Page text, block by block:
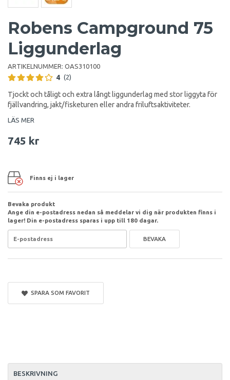
Robens Campground 75
Liggunderlag
ARTIKELNUMMER: OAS310100
4 (2)
Tjockt och tåligt och extra långt liggunderlag med stor liggyta för
fjällvandring, jakt/fisketuren eller andra friluftsaktiviteter.
LÄS MER
745 kr
Finns ej i lager
Bevaka produkt
Ange din e-postadress nedan så meddelar vi dig när produkten finns i
lager! Din e-postadress sparas i upp till 180 dagar.
BEVAKA
SPARA SOM FAVORIT
BESKRIVNING